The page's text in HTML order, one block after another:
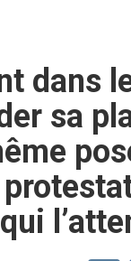
dans
sa